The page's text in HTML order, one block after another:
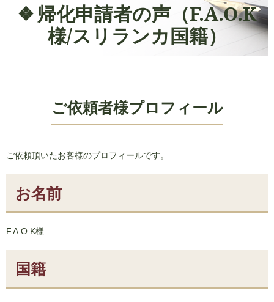
帰化申請者の声（F.A.O.K
様/スリランカ国籍）
ご依頼者様プロフィール
ご依頼頂いたお客様のプロフィールです。
お名前
F.A.O.K様
国籍